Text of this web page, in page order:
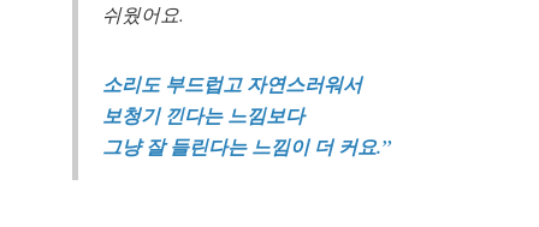
쉬웠어요.
소리도 부드럽고 자연스러워서
보청기 낀다는 느낌보다
그냥 잘 들린다는 느낌이 더 커요.”